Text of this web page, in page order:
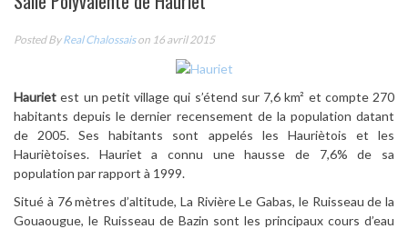
Posted ByReal Chalossaison 16 avril 2015
Hauriet est un petit village qui s’étend sur 7,6 km² et compte 270
habitants depuis le dernier recensement de la population datant
de 2005. Ses habitants sont appelés les Hauriètois et les
Hauriètoises. Hauriet a connu une hausse de 7,6% de sa
population par rapport à 1999.
Situé à 76 mètres d’altitude, La Rivière Le Gabas, le Ruisseau de la
Gouaougue, le Ruisseau de Bazin sont les principaux cours d’eau